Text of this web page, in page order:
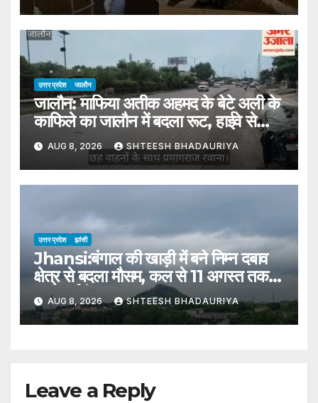
उत्तर प्रदेश जालौन
जालौन: माफिया अतीक अहमद के बेटे अली के
काफिले का जालौन में बदला रूट, हाईवे से
प्रयागराज रवाना
AUG 8, 2026 SHTEESH BHADAURIYA
उत्तर प्रदेश झांसी
Jhansi:बंगाल की खाड़ी में बने निम्न दबाव
क्षेत्र से बदला मौसम, कल से 11 अगस्त तक
भारी वर्षा के आसार – Jhansi:
Weather Changes Due To A
Low-pressure Area Formed
AUG 8, 2026 SHTEESH BHADAURIYA
Leave a Reply